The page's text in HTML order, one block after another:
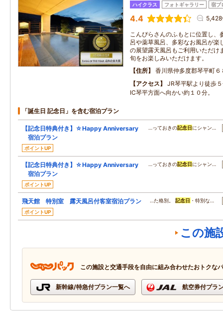
ハイクラス フォトギャラリー 宿ブ
4.4
こんぴらさんのふもとに位置し
呂や薬草風呂、多彩なお風呂が楽
の展望露天風呂もご利用いただけ
旬をお楽しみいただけます。
住所
香川県仲多度郡琴平町６
アクセス
JR琴平駅より徒歩
IC琴平方面へ向かい約１０分。
「誕生日 記念日」を含む宿泊プラン
【記念日特典付き】☆Happy Anniversary
宿泊プラン
ポイントUP
…っておきの記念日 にシャン…
【記念日特典付き】☆Happy Anniversary
宿泊プラン
ポイントUP
…っておきの記念日 にシャン…
飛天館 特別室 露天風呂付客室宿泊プラン
ポイントUP
…た格別。記念日 ・特別な…
この施
この施設と交通手段を自由に組み合わせたおトクな
新幹線/特急付プラン一覧へ 航空券付プラ